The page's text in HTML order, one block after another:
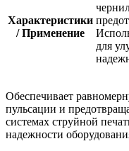
Характеристики
/ Применение
для
Обеспечивает
пульсации и
системах струйной
надежности